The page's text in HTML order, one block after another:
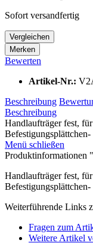
Sofort versandfertig
Vergleichen
Merken
Bewerten
Artikel-Nr.:
Beschreibung
Beschreibung
Handlaufträger fest,
Menü schließen
Produktinformationen
Handlaufträger fest,
Weiterführende Links
Fragen zum
Weitere Artikel